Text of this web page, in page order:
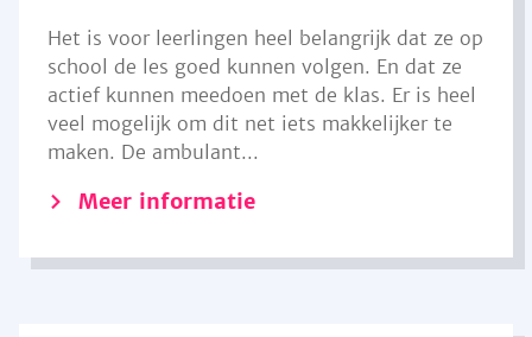
Het is voor leerlingen heel belangrijk dat ze op
school de les goed kunnen volgen. En dat ze
actief kunnen meedoen met de klas. Er is heel
veel mogelijk om dit net iets makkelijker te
maken. De ambulant...
Meer informatie